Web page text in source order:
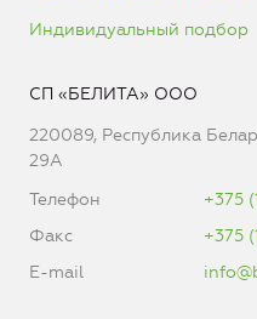
Индивидуальный подбор
СП «БЕЛИТА» ООО
220089, Республика
29А
Телефон
+375
Факс
+375
E-mail